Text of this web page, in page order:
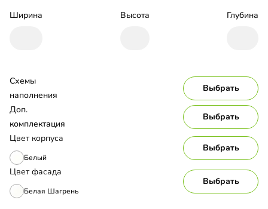
Ширина Высота Глубина
Цвет корпуса
Белый
Выбрать
Цвет фасада
Белая Шагрень
Выбрать
Схемы
наполнения
Выбрать
Доп.
комплектация
Выбрать